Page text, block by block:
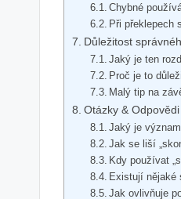
Chybné
Při překlepech
Důležitost
Jaký je ten
Proč je to
Malý tip na
Otázky & Odpovědi
Jaký je
Jak se liší
Kdy používat
Existují nějaké
Jak ovlivňuje